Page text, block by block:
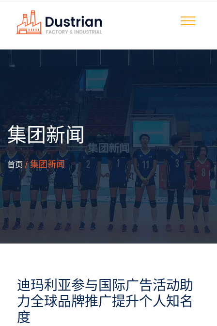
集团新闻
首页 / 集团新闻
迪玛利亚参与国际广告活动助
力全球品牌推广提升个人知名
度